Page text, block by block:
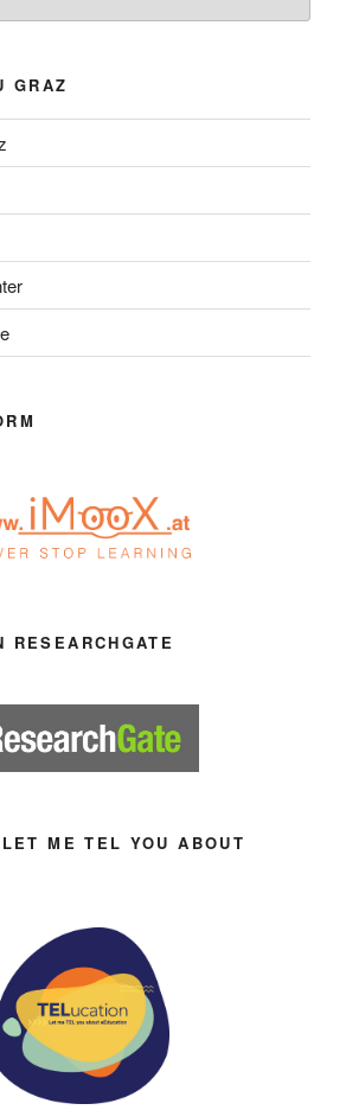
GRAZ
RESEARCHGATE
ME TEL YOU ABOUT